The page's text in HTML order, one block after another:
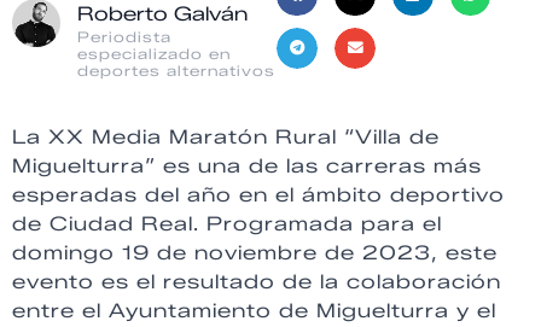
Roberto Galván
Periodista
especializado en
deportes alternativos
La XX Media Maratón Rural “Villa de
Miguelturra” es una de las carreras más
esperadas del año en el ámbito deportivo
de Ciudad Real. Programada para el
domingo 19 de noviembre de 2023, este
evento es el resultado de la colaboración
entre el Ayuntamiento de Miguelturra y el